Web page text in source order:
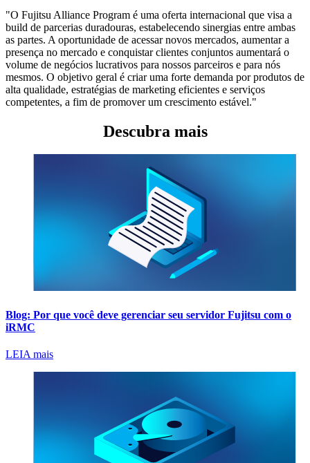
"O Fujitsu Alliance Program é uma oferta internacional que visa a
build de parcerias duradouras, estabelecendo sinergias entre ambas
as partes. A oportunidade de acessar novos mercados, aumentar a
presença no mercado e conquistar clientes conjuntos aumentará o
volume de negócios lucrativos para nossos parceiros e para nós
mesmos. O objetivo geral é criar uma forte demanda por produtos de
alta qualidade, estratégias de marketing eficientes e serviços
competentes, a fim de promover um crescimento estável."
Descubra mais
Blog: Por que você deve gerenciar seu servidor Fujitsu com o
iRMC
LEIA mais